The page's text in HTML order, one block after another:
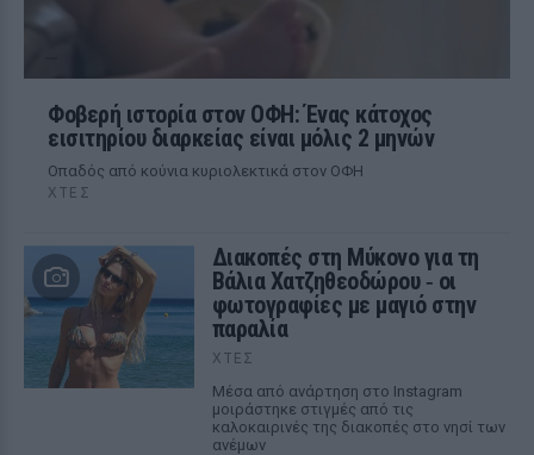
Φοβερή ιστορία στον ΟΦΗ: Ένας κάτοχος
εισιτηρίου διαρκείας είναι μόλις 2 μηνών
Οπαδός από κούνια κυριολεκτικά στον ΟΦΗ
ΧΤΕΣ
Διακοπές στη Μύκονο για τη
Βάλια Χατζηθεοδώρου ‑ οι
φωτογραφίες με μαγιό στην
παραλία
ΧΤΕΣ
Μέσα από ανάρτηση στο Instagram
μοιράστηκε στιγμές από τις
καλοκαιρινές της διακοπές στο νησί των
ανέμων